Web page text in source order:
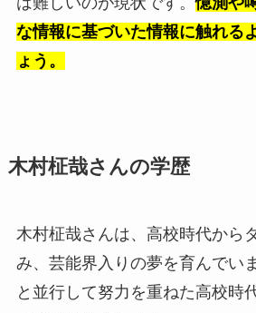
な情報に基づいた情報に触れる
ょう。
木村柾哉さんの学歴
木村柾哉さんは、高校時代から
み、芸能界入りの夢を育んでい
と並行して努力を重ねた高校時